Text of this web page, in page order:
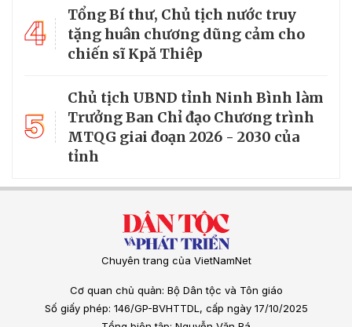
4
Tổng Bí thư, Chủ tịch nước truy
tặng huân chương dũng cảm cho
chiến sĩ Kpă Thiêp
5
Chủ tịch UBND tỉnh Ninh Bình làm
Trưởng Ban Chỉ đạo Chương trình
MTQG giai đoạn 2026 - 2030 của
tỉnh
Chuyên trang của VietNamNet
Cơ quan chủ quản: Bộ Dân tộc và Tôn giáo
Số giấy phép: 146/GP-BVHTTDL, cấp ngày 17/10/2025